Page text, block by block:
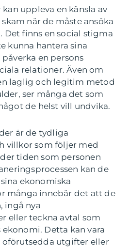
uppleva en känsla av
när de måste ansöka
Det finns en social stigma
kunna hantera sina
en persons
relationer. Även om
laglig och legitim metod
ser många det som
de helst vill undvika.
är de tydliga
villkor som följer med
tiden som personen
kan de
ekonomiska
många innebär det att de
ingå nya
eller teckna avtal som
ekonomi. Detta kan vara
utgifter eller